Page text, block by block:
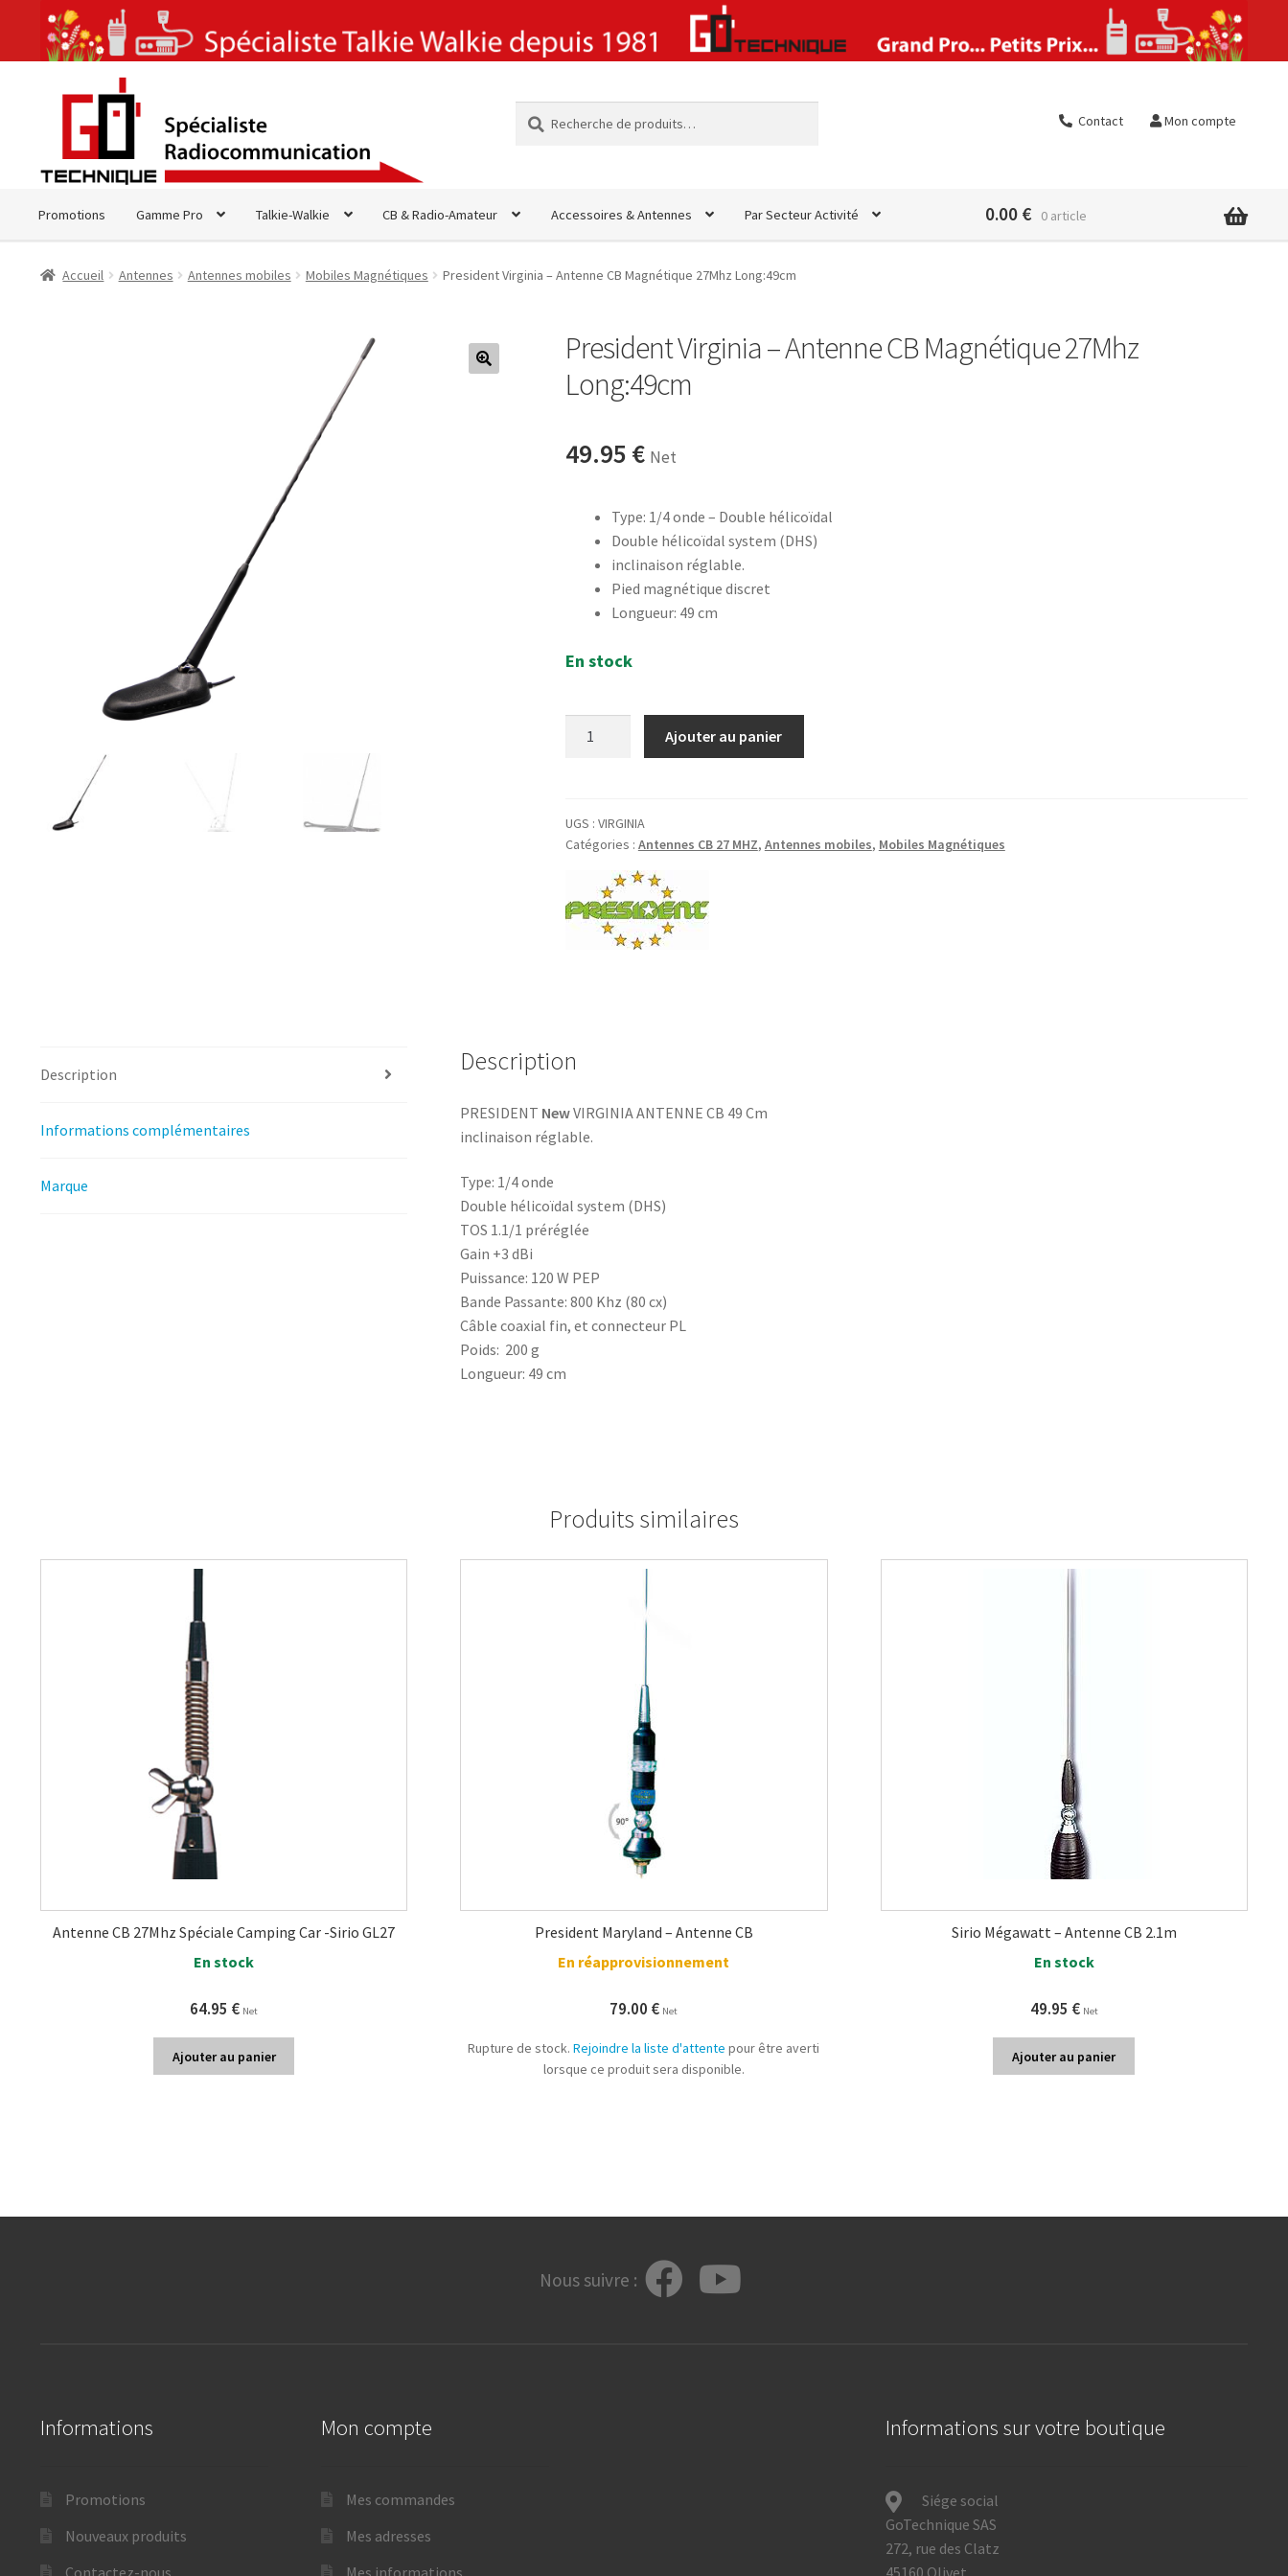
à
navigation
au
Contact Mon compte
pour :
Promotions Gamme Pro Talkie-Walkie CB & Radio-Amateur Accessoires & Antennes Par Secteur Activité 0.00 € 0 article
Accueil Antennes Antennes mobiles Mobiles Magnétiques President Virginia – Antenne CB Magnétique 27Mhz Long:49cm
President Virginia – Antenne CB Magnétique 27Mhz
Long:49cm
49.95 € Net
Type: 1/4 onde – Double hélicoïdal
Double hélicoïdal system (DHS)
inclinaison réglable.
Pied magnétique discret
Longueur: 49 cm
En stock
-
Antenne
Magnétique
27Mhz
Long:49cm
Ajouter au panier
UGS : VIRGINIA
Catégories : Antennes CB 27 MHZ, Antennes mobiles, Mobiles Magnétiques
Description
Informations complémentaires
Marque
Description
PRESIDENT NewVIRGINIA ANTENNE CB 49 Cm
inclinaison réglable.
Type: 1/4 onde
Double hélicoïdal system (DHS)
TOS 1.1/1 préréglée
Gain +3 dBi
Puissance: 120 W PEP
Bande Passante: 800 Khz (80 cx)
Câble coaxial fin, et connecteur PL
Poids: 200 g
Longueur: 49 cm
Produits similaires
Antenne CB 27Mhz Spéciale Camping Car -Sirio GL27
En stock
64.95 € Net
Ajouter au panier
President Maryland – Antenne CB
En réapprovisionnement
79.00 € Net
Rupture de stock.Rejoindre la liste d'attente pour être averti
lorsque ce produit sera disponible.
Sirio Mégawatt – Antenne CB 2.1m
En stock
49.95 € Net
Ajouter au panier
Nous suivre :
Informations
Promotions
Nouveaux produits
Contactez-nous
Mon compte
Mes commandes
Mes adresses
Mes informations
Informations sur votre boutique
Siége social
GoTechnique SAS
272, rue des Clatz